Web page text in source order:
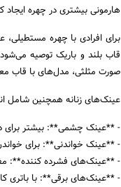
هارمونی بیشتری در چهره ایجاد
برای افرادی با چهره
قاب بلند و باریک توصیه
صورت مثلثی، مدل‌های با قاب
عینک‌های زنانه همچنین شامل
- **عینک چشمی**: بیشتر برای
- **عینک خواندنی**: برای
- **عینک‌های فشرده کننده**:
- **عینک‌های برقی**: با باتری